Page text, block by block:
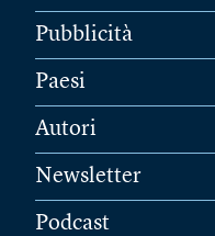
Pubblicità
Paesi
Autori
Newsletter
Podcast